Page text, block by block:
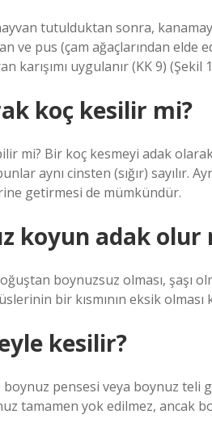
tutulduktan sonra,
ve pus (çam ağaçlarından elde
karışımı uygulanır (KK 9) (Şekil
koç kesilir mi?
mi? Bir koç kesmeyi adak
aynı cinsten (sığır) sayılır.
getirmesi de mümkündür.
koyun adak olur
boynuzsuz olması, şaşı
bir kısmının eksik
kesilir?
pensesi veya boynuz teli
tamamen yok edilmez, ancak